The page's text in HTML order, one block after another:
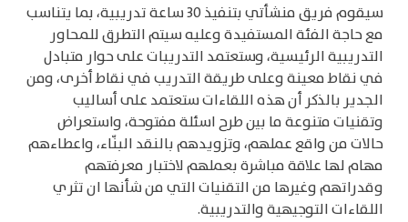
سيقوم فريق منشأتي بتنفيذ 30 ساعة تدريبية، بما يتناسب
مع حاجة الفئة المستفيدة وعليه سيتم التطرق للمحاور
التدريبية الرئيسية، وستعتمد التدريبات على حوار متبادل
في نقاط معينة وعلى طريقة التدريب في نقاط أخرى، ومن
الجدير بالذكر أن هذه اللقاءات ستعتمد على أساليب
وتقنيات متنوعة ما بين طرح اسئلة مفتوحة، واستعراض
حالات من واقع عملهم، وتزويدهم بالنقد البنّاء، واعطاءهم
مهام لها علاقة مباشرة بعملهم لاختبار معرفتهم
وقدراتهم وغيرها من التقنيات التي من شأنها ان تثري
اللقاءات التوجيهية والتدريبية.